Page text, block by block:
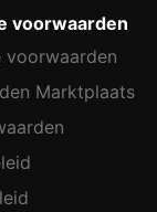
voorwaarden
voorwaarden
Marktplaats